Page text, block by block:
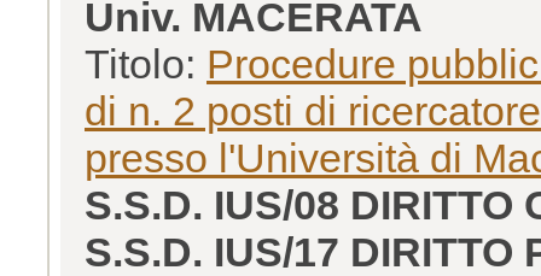
Univ. MACERATA
Titolo: Procedure
di n. 2 posti di
presso l'Università di
S.S.D. IUS/08 DIRITTO
S.S.D. IUS/17 DIRITTO